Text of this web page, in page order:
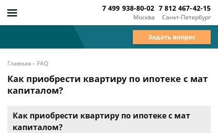
Москва
7 499 938-80-02
Санкт-Петербург
7 812 467-42-15
Задать вопрос
Главная - FAQ
Как приобрести квартиру по ипотеке с мат
капиталом?
Как приобрести квартиру по ипотеке с мат
капиталом?